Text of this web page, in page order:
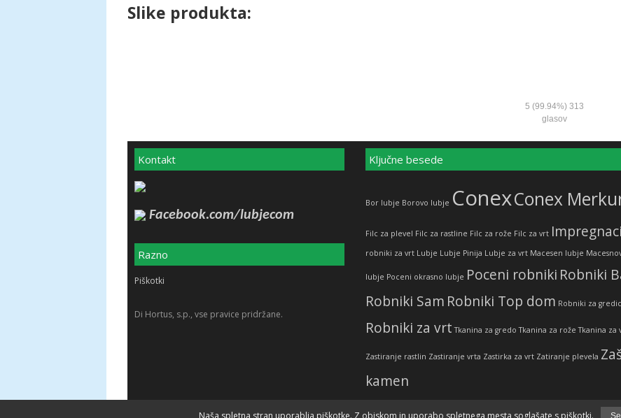
Slike produkta:
5 (99.94%) 313
glasov
Kontakt
Facebook.com/lubjecom
Razno
Piškotki
Di Hortus, s.p., vse pravice pridržane.
Ključne besede
Bor lubje Borovo lubje ConexConex
Filc za plevel Filc za rastline Filc za rože Filc za vrt
robniki za vrt Lubje Lubje Pinija Lubje za vrt Macesen lubje
lubje Poceni okrasno lubje Poceni robniki Robniki
Robniki Sam Robniki Top dom Robniki za
Robniki za vrt Tkanina za gredo Tkanina za rože Tkanina za
Zastiranje rastlin Zastiranje vrta Zastirka za vrt Zatiranje plevela
kamen
Naša spletna stran uporablja piškotke. Z obiskom in uporabo spletnega mesta soglašate s piškotki.